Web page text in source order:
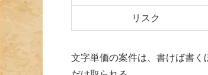
リスク
文字単価の案件は、書けば書